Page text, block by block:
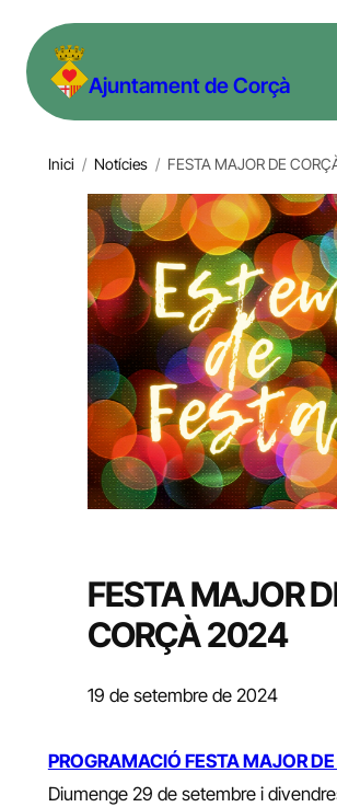
contingut Ajuntament de Corçà
Inici / Notícies / FESTA MAJOR DE
FESTA MAJOR
CORÇÀ 2024
19 de setembre de 2024
PROGRAMACIÓ FESTA MAJOR
Diumenge 29 de setembre i